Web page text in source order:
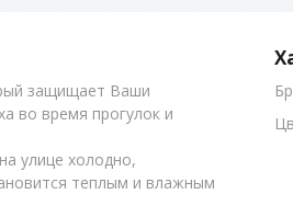
защищает Ваши
во время прогулок и
улице холодно,
теплым и влажным